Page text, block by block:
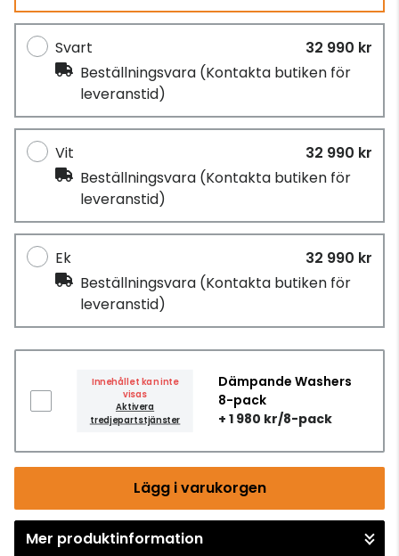
Svart
32 990 kr
Beställningsvara (Kontakta butiken för
leveranstid)
Vit
32 990 kr
Beställningsvara (Kontakta butiken för
leveranstid)
Ek
32 990 kr
Beställningsvara (Kontakta butiken för
leveranstid)
Innehållet kan inte
visas
Aktivera
tredjepartstjänster
Dämpande Washers
8-pack
+ 1 980 kr/8-pack
Lägg i varukorgen
Gå till kassan
Mer produktinformation